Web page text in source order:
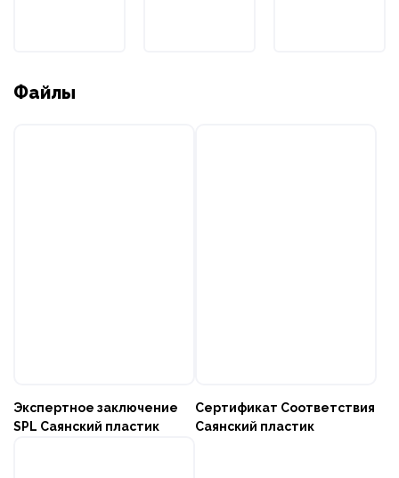
Файлы
Экспертное заключение
SPL Саянский пластик
Сертификат Соответствия
Саянский пластик